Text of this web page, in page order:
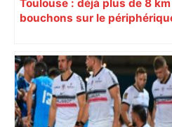
Toulouse : déjà plus de 8
bouchons sur le